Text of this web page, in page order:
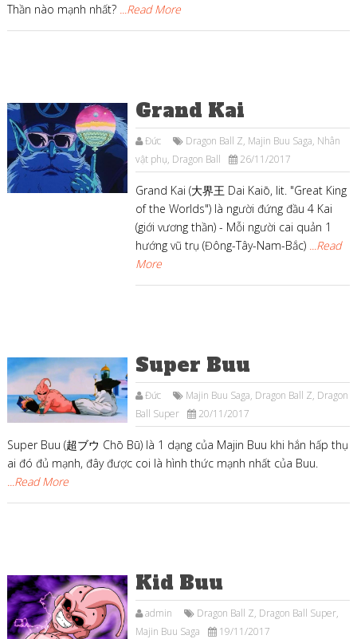
Thần nào mạnh nhất? ...Read More
Grand Kai
Đức Dragon Ball Z, Majin Buu Saga, Nhân
vật phụ, Dragon Ball 26/11/2017
Grand Kai (大界王 Dai Kaiō, lit. "Great King
of the Worlds") là người đứng đầu 4 Kai
(giới vương thần) - Mỗi người cai quản 1
hướng vũ trụ (Đông-Tây-Nam-Bắc) ...Read
More
Super Buu
Đức Majin Buu Saga, Dragon Ball Z, Dragon
Ball Super
20/11/2017
Super Buu (超ブウ Chō Bū) là 1 dạng của Majin Buu khi hắn hấp thụ
ai đó đủ mạnh, đây được coi là hình thức mạnh nhất của Buu.
...Read More
Kid Buu
admin Dragon Ball Z, Dragon Ball Super,
Majin Buu Saga
19/11/2017